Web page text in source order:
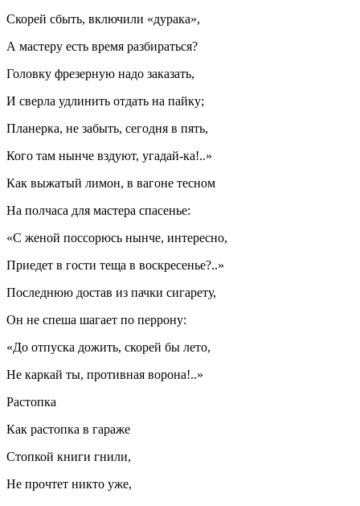
Скорей сбыть, включили «дурака»,
А мастеру есть время разбираться?
Головку фрезерную надо заказать,
И сверла удлинить отдать на пайку;
Планерка, не забыть, сегодня в пять,
Кого там нынче вздуют, угадай-ка!..»
Как выжатый лимон, в вагоне тесном
На полчаса для мастера спасенье:
«С женой поссорюсь нынче, интересно,
Приедет в гости теща в воскресенье?..»
Последнюю достав из пачки сигарету,
Он не спеша шагает по перрону:
«До отпуска дожить, скорей бы лето,
Не каркай ты, противная ворона!..»
Растопка
Как растопка в гараже
Стопкой книги гнили,
Не прочтет никто уже,